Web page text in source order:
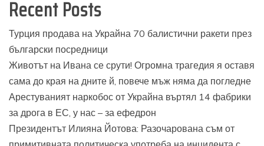
Recent Posts
Турция продава на Украйна 70 балистични ракети през
български посредници
Животът на Ивана се срути! Огромна трагедия я оставя
сама до края на дните й, повече мъж няма да погледне
Арестуваният наркобос от Украйна въртял 14 фабрики
за дрога в ЕС, у нас – за ефедрон
Президентът Илияна Йотова: Разочарована съм от